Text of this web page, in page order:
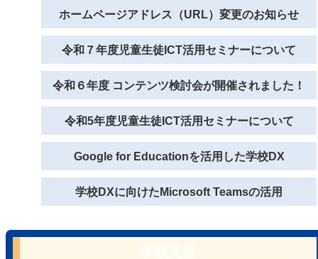
ホームページアドレス（URL）変更のお知らせ
令和７年度児童生徒ICT活用セミナーについて
令和６年度 コンテンツ検討会が開催されました！
令和5年度児童生徒ICT活用セミナーについて
Google for Educationを活用した学校DX
学校DXに向けたMicrosoft Teamsの活用